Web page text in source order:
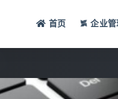
首页 企业管